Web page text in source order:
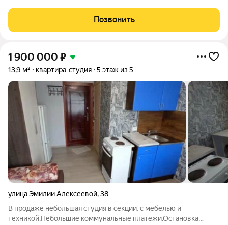
ипотека Рассрочка от застройщика Военная ипотека IT ипотека
Поможем оформить
Позвонить
1 900 000 ₽
13,9 м² квартира-студия 5 этаж из 5
улица Эмилии Алексеевой,38
В продаже небольшая студия в секции, с мебелью и
техникой.Небольшие коммунальные платежи.Остановка